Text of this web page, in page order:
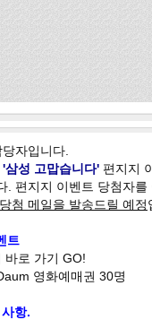
자입니다.
'삼성 고맙습니다' 편지지
. 편지지 이벤트 당첨자를
첨 메일을 발송드릴 예정
트
바로 가기 GO!
영화예매권 30명
항.